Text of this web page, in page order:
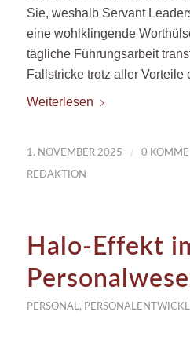
Sie, weshalb Servant
eine wohlklingende
tägliche Führungsarbeit
Fallstricke trotz aller Vorteile
Weiterlesen
1. NOVEMBER 2025 / 0
REDAKTION
Halo-Effekt
PERSONAL ,